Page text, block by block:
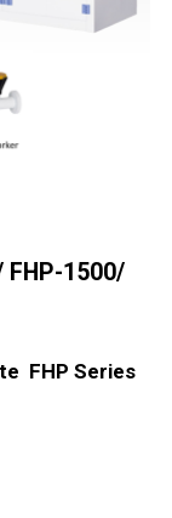
FHP-1500/
FHP Series